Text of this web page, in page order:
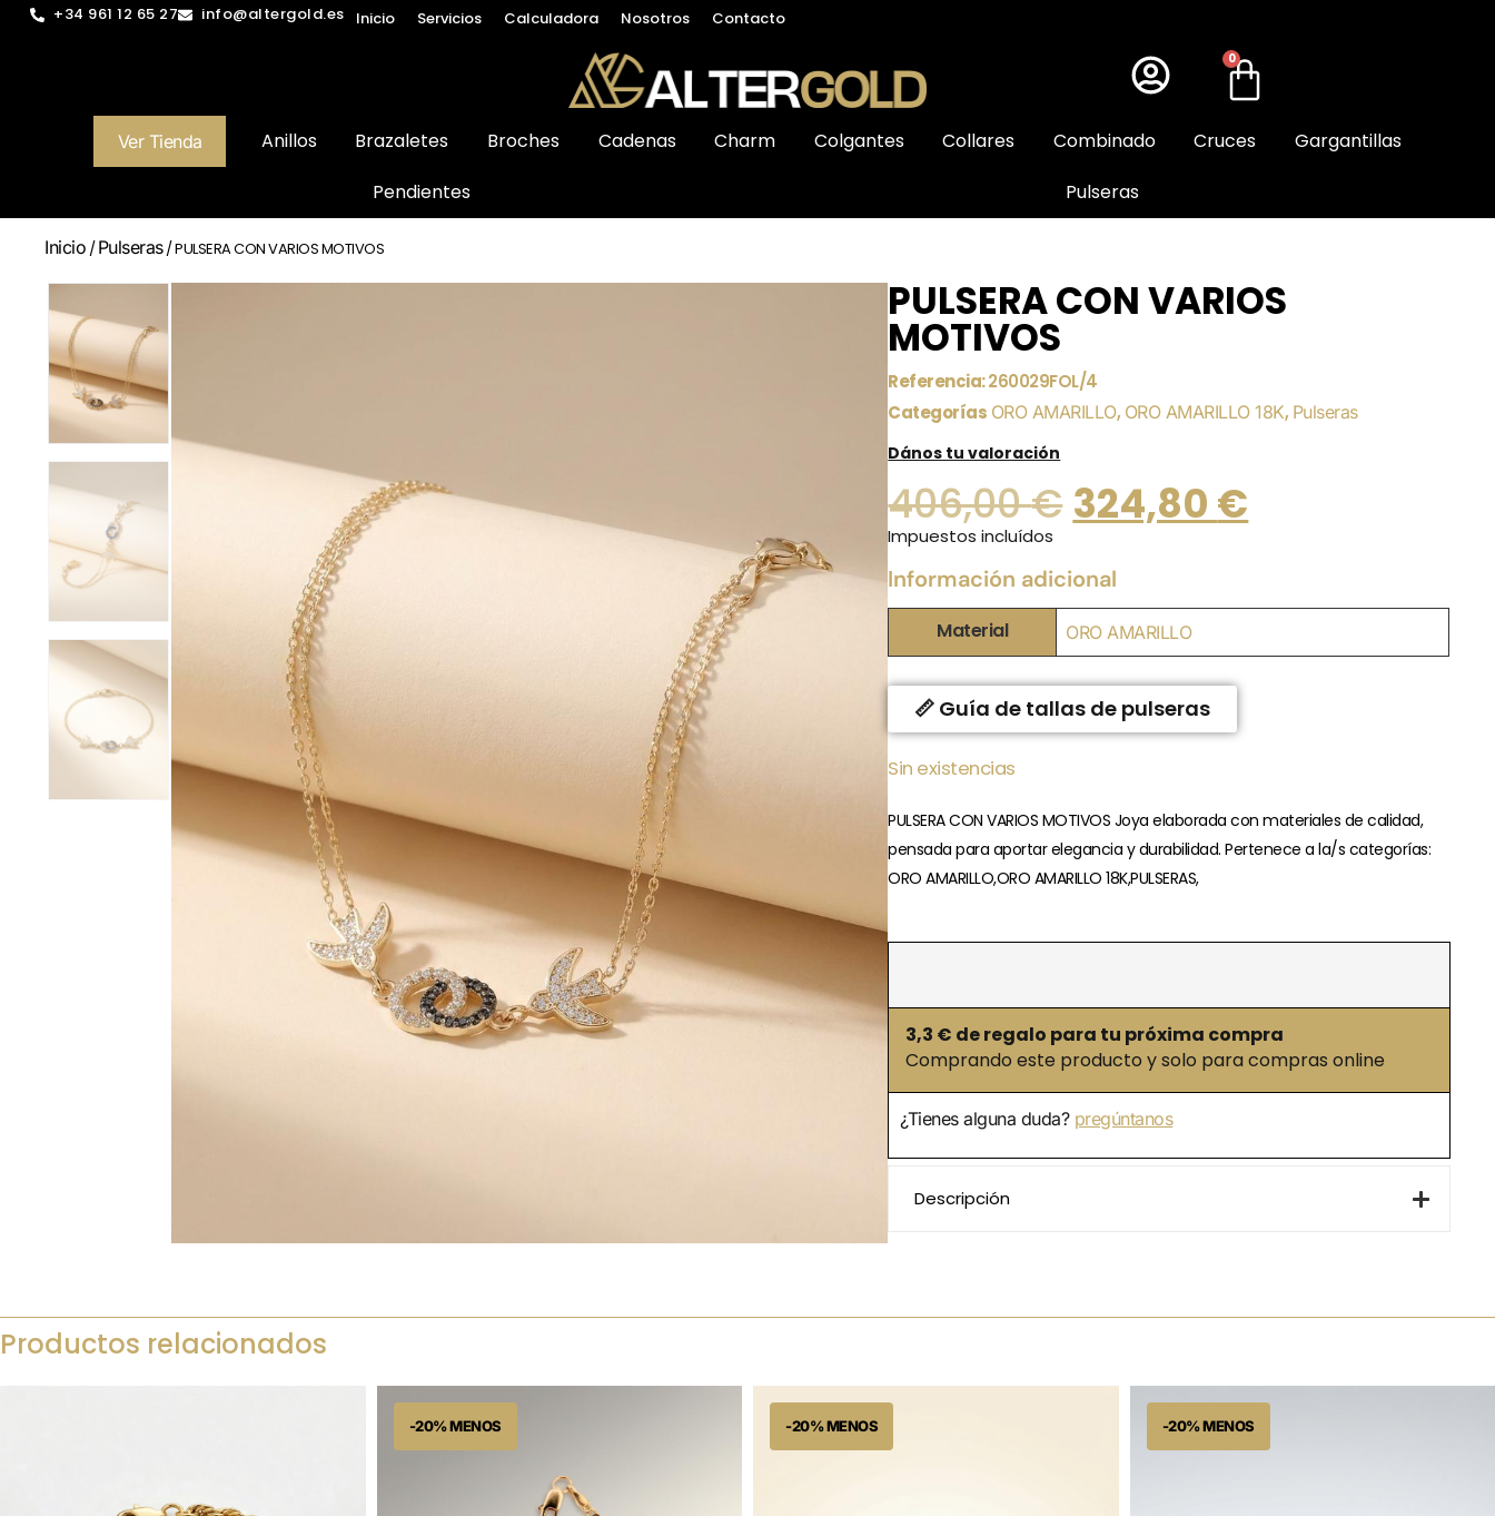
+34 961 12 65 27 info@altergold.es Inicio Servicios Calculadora Nosotros Contacto
0
Ver Tienda Anillos Brazaletes Broches Cadenas Charm Colgantes Collares Combinado Cruces
Gargantillas
Pendientes
Pulseras
Inicio /Pulseras/ PULSERA CON VARIOS MOTIVOS
PULSERA CON VARIOS
MOTIVOS
Referencia:260029FOL/4
Categorías ORO AMARILLO, ORO AMARILLO 18K, Pulseras
Dános tu valoración
406,00€ 324,80 €
Impuestos incluídos
Información adicional
Material ORO AMARILLO
📏 Guía de tallas de pulseras
Sin existencias
PULSERA CON VARIOS MOTIVOS Joya elaborada con materiales de calidad,
pensada para aportar elegancia y durabilidad. Pertenece a la/s categorías:
ORO AMARILLO,ORO AMARILLO 18K,PULSERAS,
3,3 € de regalo para tu próxima compra
Comprando este producto y solo para compras online
¿Tienes alguna duda? pregúntanos
Descripción
Productos relacionados